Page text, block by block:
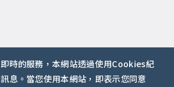
時的服務，本網站透過使用Cookies紀
息。當您使用本網站，即表示您同意